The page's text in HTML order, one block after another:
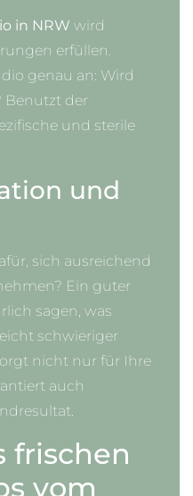
in NRW wird
erfüllen.
genau an: Wird
Benutzt der
und sterile
und
sich ausreichend
Ein guter
sagen, was
schwieriger
nicht nur für Ihre
auch
frischen
vom